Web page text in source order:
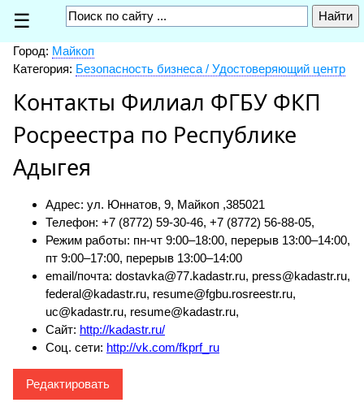
☰
Город: Майкоп
Категория: Безопасность бизнеса / Удостоверяющий центр
Контакты Филиал ФГБУ ФКП
Росреестра по Республике
Адыгея
Адрес: ул. Юннатов, 9, Майкоп ,385021
Телефон: +7 (8772) 59-30-46, +7 (8772) 56-88-05,
Режим работы: пн-чт 9:00–18:00, перерыв 13:00–14:00,
пт 9:00–17:00, перерыв 13:00–14:00
email/почта: dostavka@77.kadastr.ru, press@kadastr.ru,
federal@kadastr.ru, resume@fgbu.rosreestr.ru,
uc@kadastr.ru, resume@kadastr.ru,
Сайт: http://kadastr.ru/
Соц. сети: http://vk.com/fkprf_ru
Редактировать